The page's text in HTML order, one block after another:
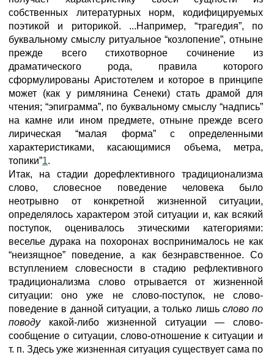
собственных литературных норм, кодифицируемых
поэтикой и риторикой. ...Например, “трагедия”, по
буквальному смыслу ритуальное “козлопение”, отныне
прежде всего стихотворное сочинение из
драматического рода, правила которого
сформулированы Аристотелем и которое в принципе
может (как у римлянина Сенеки) стать драмой для
чтения; “эпиграмма”, по буквальному смыслу “надпись”
на камне или ином предмете, отныне прежде всего
лирическая “малая форма” с определенными
характеристиками, касающимися объема, метра,
топики”1.
Итак, на стадии дорефлективного традиционализма
слово, словесное поведение человека было
неотрывно от конкретной жизненной ситуации,
определялось характером этой ситуации и, как всякий
поступок, оценивалось этическими категориями:
веселье дурака на похоронах воспринималось не как
“неизящное” поведение, а как безнравственное. Со
вступлением словесности в стадию рефлективного
традиционализма слово отрывается от жизненной
ситуации: оно уже не слово-поступок, не слово-
поведение в данной ситуации, а только лишь слово по
поводукакой-либо жизненной ситуации — слово-
сообщение о ситуации, слово-отношение к ситуации и
т. п. Здесь уже жизненная ситуация существует сама по